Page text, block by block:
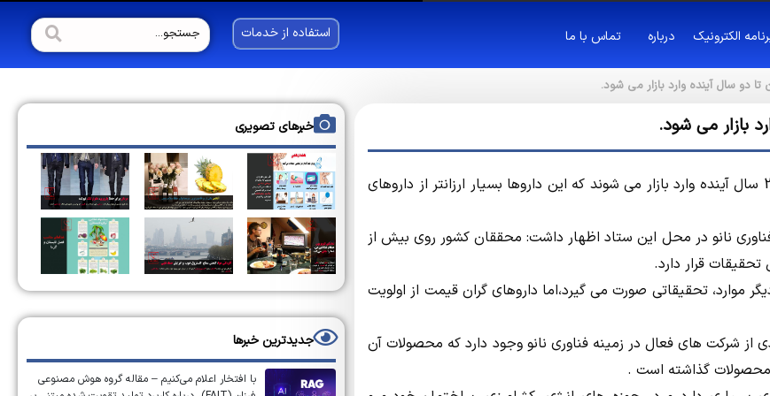
الکترونیک درباره تماس با ما استفاده از خدمات
دو سال آینده وارد بازار می شود.
بازار می شود.
دبیر ستاد توسعه فناوری نانو گفت: سه قلم نانو داروی ضد سرطان تا 2 سال آینده وارد بازار می شوند که این داروها بسیار ارزانتر از داروهای
نانو در محل این ستاد اظهار داشت: محققان کشور روی بیش از
تحقیقاتی صورت می گیرد،‌اما داروهای گران قیمت از اولویت
از شرکت های فعال در زمینه فناوری نانو وجود دارد که محصولات آن
محصولات گذاشته است .
خبرهای تصویری
جدیدترین خبرها
با افتخار اعلام می‌کنیم – مقاله گروه هوش مصنوعی